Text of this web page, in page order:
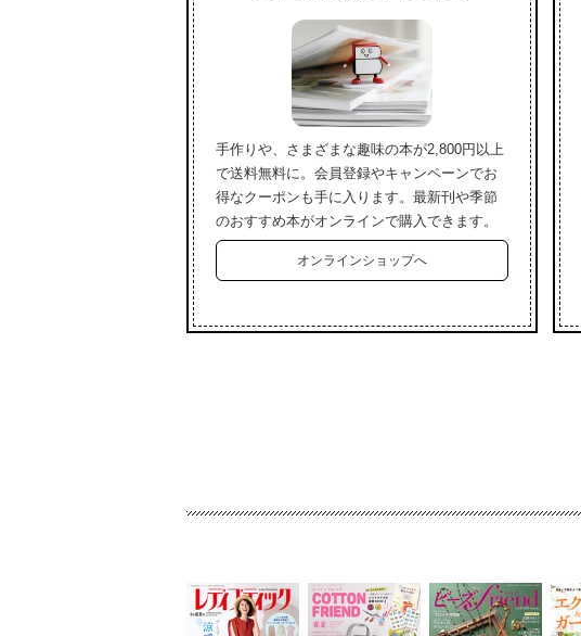
手作りや、さまざまな趣味の本が2,800円以上
で送料無料に。会員登録やキャンペーンでお
得なクーポンも手に入ります。最新刊や季節
のおすすめ本がオンラインで購入できます。
オンラインショップへ